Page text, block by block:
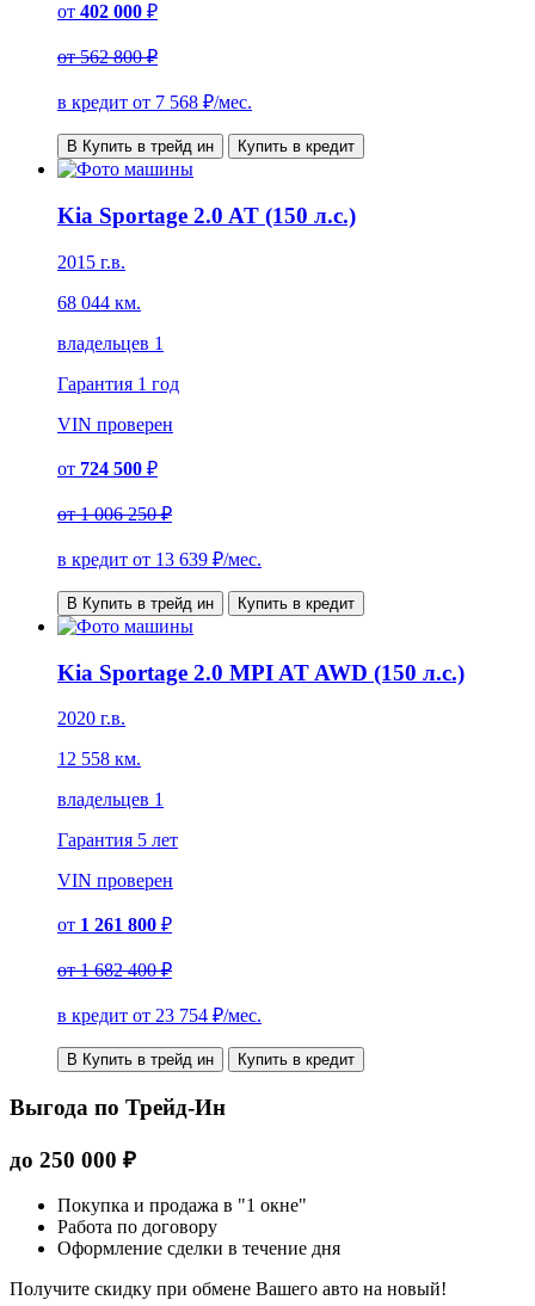
от 402 000 ₽
от562 800 ₽
в кредит от 7 568 ₽/мес.
В Купить в трейд ин Купить в кредит
Kia Sportage 2.0 AT (150 л.с.)
2015 г.в.
68 044 км.
владельцев 1
Гарантия 1 год
VIN проверен
от 724 500 ₽
от1 006 250 ₽
в кредит от 13 639 ₽/мес.
В Купить в трейд ин Купить в кредит
Kia Sportage 2.0 MPI AT AWD (150 л.с.)
2020 г.в.
12 558 км.
владельцев 1
Гарантия 5 лет
VIN проверен
от 1 261 800 ₽
от1 682 400 ₽
в кредит от 23 754 ₽/мес.
В Купить в трейд ин Купить в кредит
Выгода по Трейд-Ин
до 250 000 ₽
Покупка и продажа в "1 окне"
Работа по договору
Оформление сделки в течение дня
Получите скидку при обмене Вашего авто на новый!